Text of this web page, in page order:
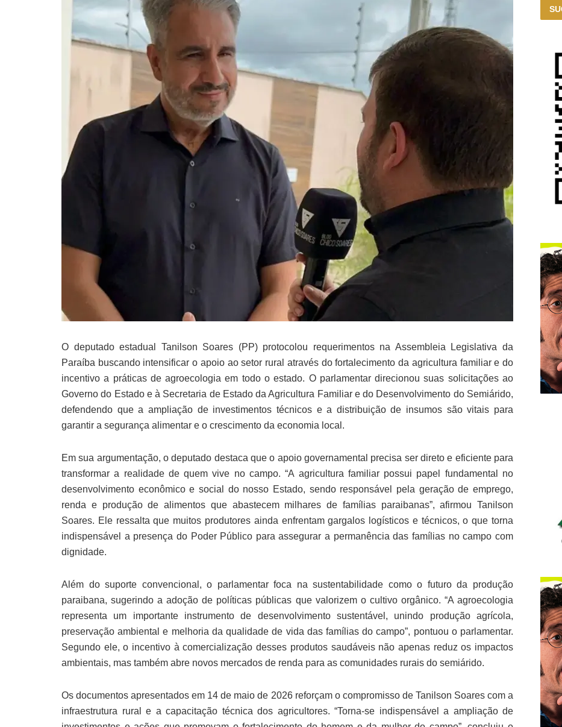
O deputado estadual Tanilson Soares (PP) protocolou requerimentos na Assembleia Legislativa da
Paraíba buscando intensificar o apoio ao setor rural através do fortalecimento da agricultura familiar e do
incentivo a práticas de agroecologia em todo o estado. O parlamentar direcionou suas solicitações ao
Governo do Estado e à Secretaria de Estado da Agricultura Familiar e do Desenvolvimento do Semiárido,
defendendo que a ampliação de investimentos técnicos e a distribuição de insumos são vitais para
garantir a segurança alimentar e o crescimento da economia local.
Em sua argumentação, o deputado destaca que o apoio governamental precisa ser direto e eficiente para
transformar a realidade de quem vive no campo. “A agricultura familiar possui papel fundamental no
desenvolvimento econômico e social do nosso Estado, sendo responsável pela geração de emprego,
renda e produção de alimentos que abastecem milhares de famílias paraibanas”, afirmou Tanilson
Soares. Ele ressalta que muitos produtores ainda enfrentam gargalos logísticos e técnicos, o que torna
indispensável a presença do Poder Público para assegurar a permanência das famílias no campo com
dignidade.
Além do suporte convencional, o parlamentar foca na sustentabilidade como o futuro da produção
paraibana, sugerindo a adoção de políticas públicas que valorizem o cultivo orgânico. “A agroecologia
representa um importante instrumento de desenvolvimento sustentável, unindo produção agrícola,
preservação ambiental e melhoria da qualidade de vida das famílias do campo”, pontuou o parlamentar.
Segundo ele, o incentivo à comercialização desses produtos saudáveis não apenas reduz os impactos
ambientais, mas também abre novos mercados de renda para as comunidades rurais do semiárido.
Os documentos apresentados em 14 de maio de 2026 reforçam o compromisso de Tanilson Soares com a
infraestrutura rural e a capacitação técnica dos agricultores. “Torna-se indispensável a ampliação de